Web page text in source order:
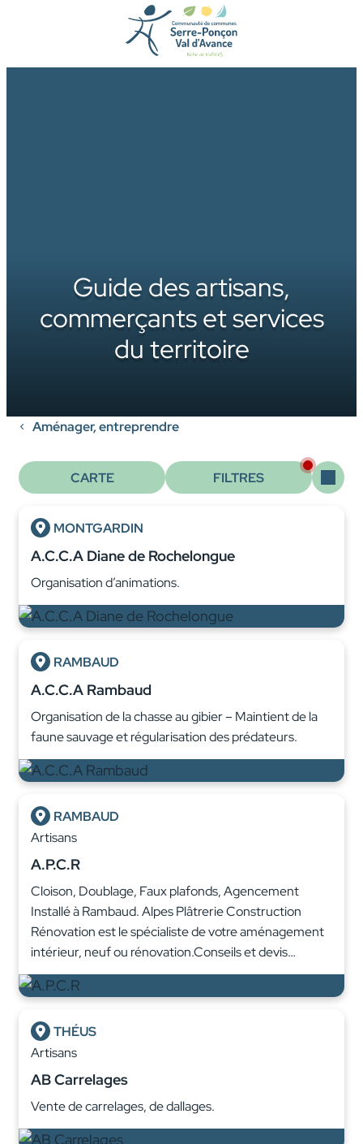
Guide des artisans,
commerçants et services
du territoire
Aménager, entreprendre
CARTE FILTRES
MONTGARDIN
A.C.C.A Diane de Rochelongue
Organisation d’animations.
RAMBAUD
A.C.C.A Rambaud
Organisation de la chasse au gibier – Maintient de la
faune sauvage et régularisation des prédateurs.
RAMBAUD
Artisans
A.P.C.R
Cloison, Doublage, Faux plafonds, Agencement
Installé à Rambaud. Alpes Plâtrerie Construction
Rénovation est le spécialiste de votre aménagement
intérieur, neuf ou rénovation.Conseils et devis…
THÉUS
Artisans
AB Carrelages
Vente de carrelages, de dallages.